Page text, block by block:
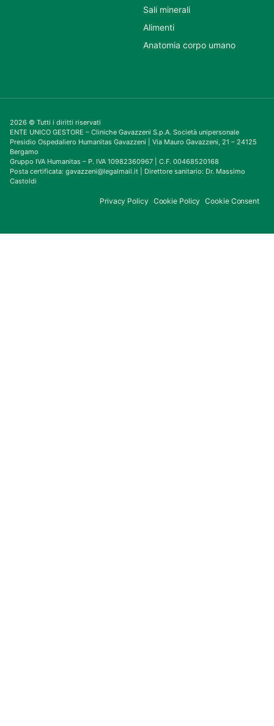
Sali minerali
Alimenti
Anatomia corpo umano
2026 © Tutti i diritti riservati
ENTE UNICO GESTORE – Cliniche Gavazzeni S.p.A. Società unipersonale
Presidio Ospedaliero Humanitas Gavazzeni | Via Mauro Gavazzeni, 21 – 24125
Bergamo
Gruppo IVA Humanitas – P. IVA 10982360967 | C.F. 00468520168
Posta certificata: gavazzeni@legalmail.it | Direttore sanitario: Dr. Massimo
Castoldi
Privacy Policy Cookie Policy Cookie Consent